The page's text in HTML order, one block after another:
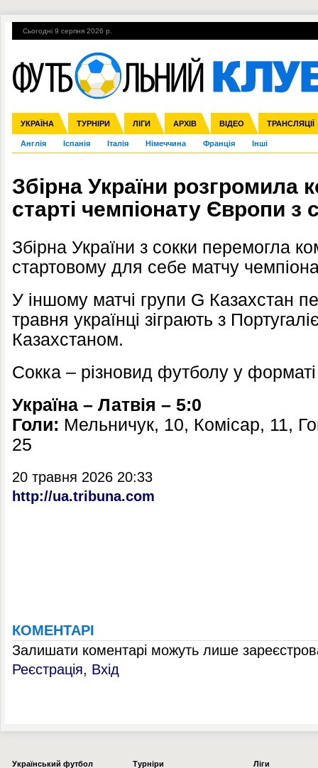
Сьогодні 9 серпня 2026 р.
УКРАЇНА ТУРНІРИ ЛІГИ АРХІВ ВІДЕО ТРАНСЛЯЦІЇ
Збірна Прем'єр-ліга Перша ліга Друга ліга Кубок України
Ліга чемпіонів Ліга Європи Міжнародні Ліга націй Ліга
Англія Іспанія Італія Німеччина Франція Інші
ЧС-2014 ЄВРО-2016 Росія Кубок конфедерацій ЧЄ-2015 (U-
Гарячі теми УПЛ, 2-й тур ВІЙНА УПЛ-ПЕРЕХОДИ
Збірна України розгромила
старті чемпіонату Європи з
Збірна України з сокки перемогла
стартовому для себе матчу
У іншому матчі групи G Казахстан
травня українці зіграють з
Казахстаном.
Сокка – різновид футболу у
Україна – Латвія – 5:0
Голи: Мельничук, 10, Комісар, 11,
25
20 травня 2026 20:33
http://ua.tribuna.com
КОМЕНТАРІ
Залишати коментарі можуть лише
Реєстрація, Вхід
Українcький футбол
Турніри
Ліги